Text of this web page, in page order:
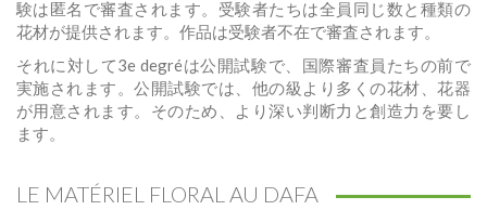
験は匿名で審査されます。受験者たちは全員同じ数と種類の
花材が提供されます。作品は受験者不在で審査されます。
それに対して3e degréは公開試験で、国際審査員たちの前で
実施されます。公開試験では、他の級より多くの花材、花器
が用意されます。そのため、より深い判断力と創造力を要し
ます。
LE MATÉRIEL FLORAL AU DAFA